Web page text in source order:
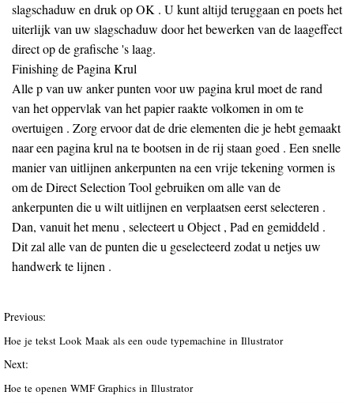
slagschaduw en druk op OK . U kunt altijd teruggaan en poets het
uiterlijk van uw slagschaduw door het bewerken van de laageffect
direct op de grafische 's laag.
Finishing de Pagina Krul
Alle p van uw anker punten voor uw pagina krul moet de rand
van het oppervlak van het papier raakte volkomen in om te
overtuigen . Zorg ervoor dat de drie elementen die je hebt gemaakt
naar een pagina krul na te bootsen in de rij staan ​​goed . Een snelle
manier van uitlijnen ankerpunten na een vrije tekening vormen is
om de Direct Selection Tool gebruiken om alle van de
ankerpunten die u wilt uitlijnen en verplaatsen eerst selecteren .
Dan, vanuit het menu , selecteert u Object , Pad en gemiddeld .
Dit zal alle van de punten die u geselecteerd zodat u netjes uw
handwerk te lijnen .
Previous:
Hoe je tekst Look Maak als een oude typemachine in Illustrator
Next:
Hoe te openen WMF Graphics in Illustrator